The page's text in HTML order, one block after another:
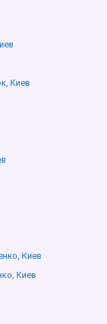
Киев
Киев
Киев